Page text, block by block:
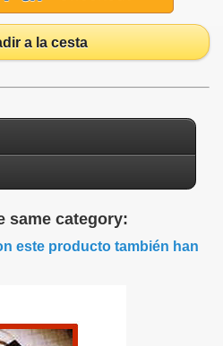
a la cesta
same category:
este producto también han